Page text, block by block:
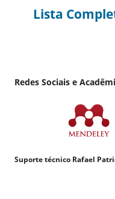
Lista
Redes Sociais e
Suporte técnico Rafael